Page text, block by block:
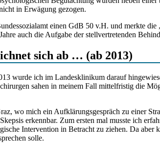
in Erwägung gezogen.
einen GdB 50 v.H. und merkte die
auch die Aufgabe der stellvertretenden
sich ab … (ab 2013)
wurde ich im Landesklinikum darauf
sahen in meinem Fall mittelfristig die
wo mich ein Aufklärungsgespräch zu einer
erkennbar. Zum ersten mal musste ich
Intervention in Betracht zu ziehen. Da
solle.